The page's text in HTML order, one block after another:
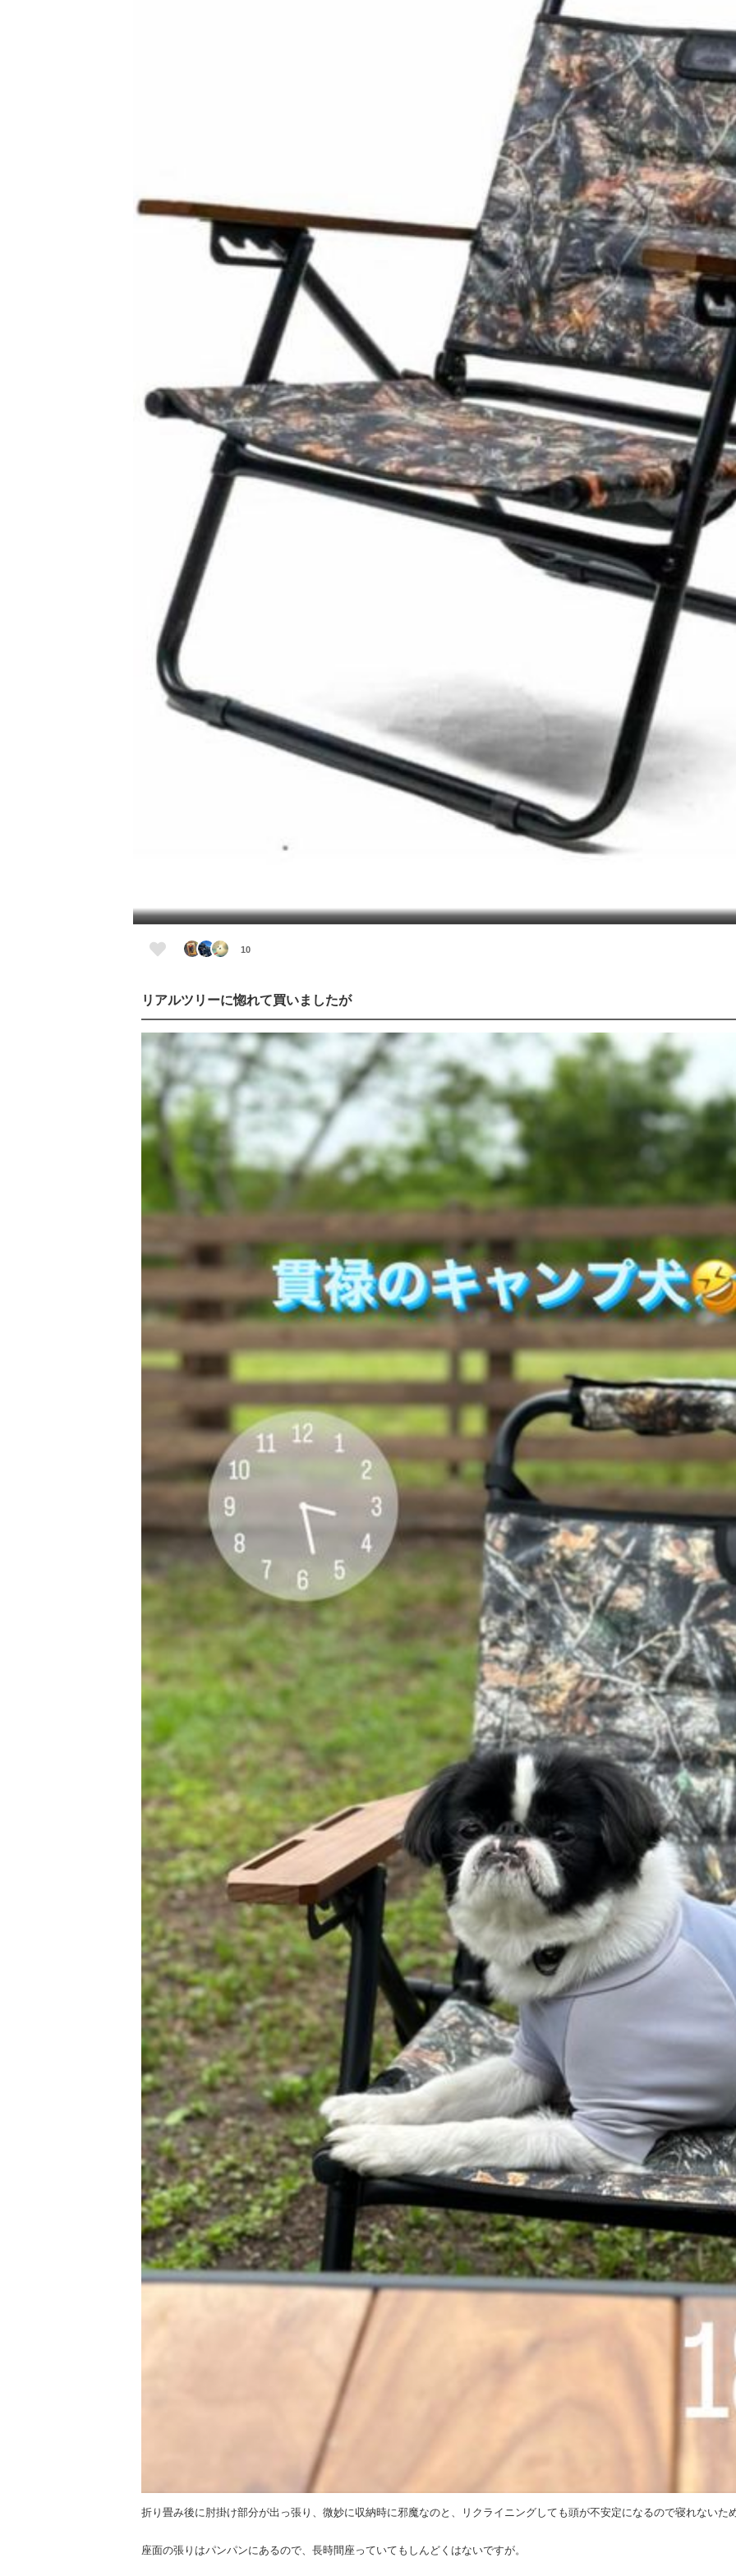
10
リアルツリーに惚れて買いましたが
折り畳み後に肘掛け部分が出っ張り、微妙に収納時に邪魔なのと、リクライニングしても頭が不安定になるので寝れないた
座面の張りはパンパンにあるので、長時間座っていてもしんどくはないですが。